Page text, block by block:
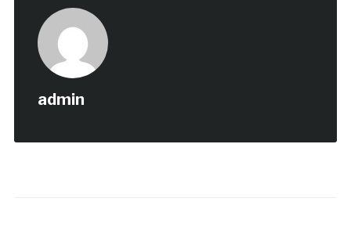
admin